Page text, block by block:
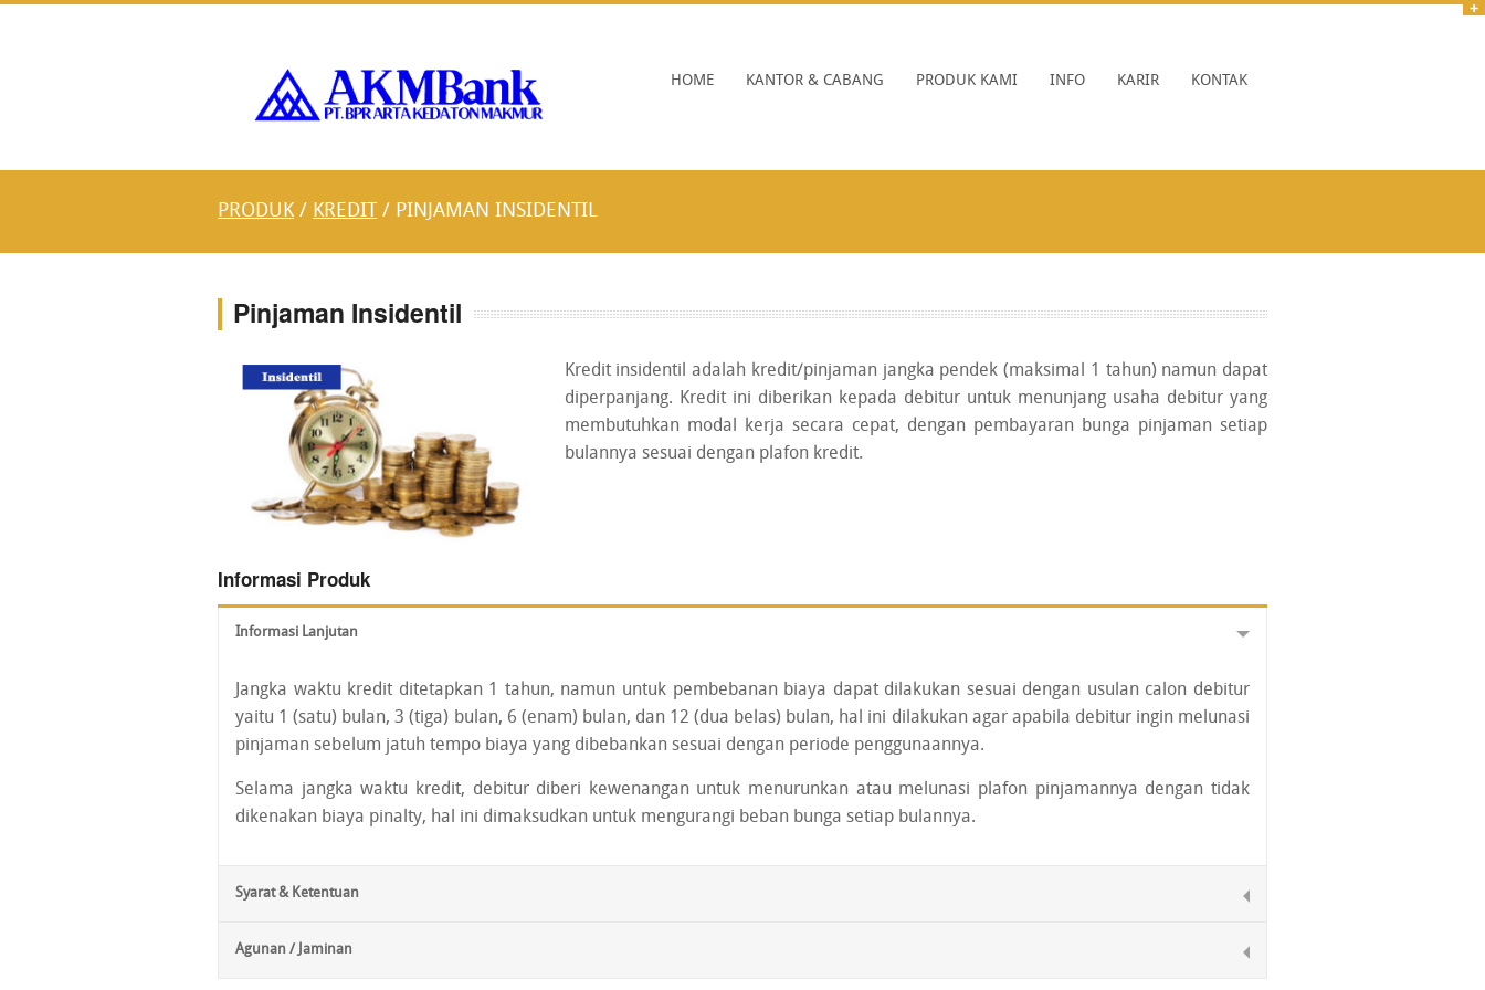
HOME KANTOR & CABANG PRODUK KAMI INFO KARIR KONTAK
PRODUK/ KREDIT / PINJAMAN INSIDENTIL
Pinjaman Insidentil
Kredit insidentil adalah kredit/pinjaman jangka pendek (maksimal 1 tahun) namun dapat
diperpanjang. Kredit ini diberikan kepada debitur untuk menunjang usaha debitur yang
membutuhkan modal kerja secara cepat, dengan pembayaran bunga pinjaman setiap
bulannya sesuai dengan plafon kredit.
Informasi Produk
Informasi Lanjutan
Jangka waktu kredit ditetapkan 1 tahun, namun untuk pembebanan biaya dapat dilakukan sesuai dengan usulan calon debitur
yaitu 1 (satu) bulan, 3 (tiga) bulan, 6 (enam) bulan, dan 12 (dua belas) bulan, hal ini dilakukan agar apabila debitur ingin melunasi
pinjaman sebelum jatuh tempo biaya yang dibebankan sesuai dengan periode penggunaannya.
Selama jangka waktu kredit, debitur diberi kewenangan untuk menurunkan atau melunasi plafon pinjamannya dengan tidak
dikenakan biaya pinalty, hal ini dimaksudkan untuk mengurangi beban bunga setiap bulannya.
Syarat & Ketentuan
Agunan / Jaminan